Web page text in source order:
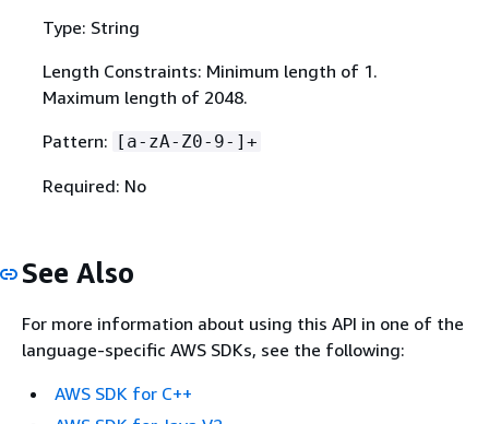
Type: String
Length Constraints: Minimum length of 1.
Maximum length of 2048.
Pattern: [a-zA-Z0-9-]+
Required: No
See Also
For more information about using this API in one of the
language-specific AWS SDKs, see the following:
AWS SDK for C++